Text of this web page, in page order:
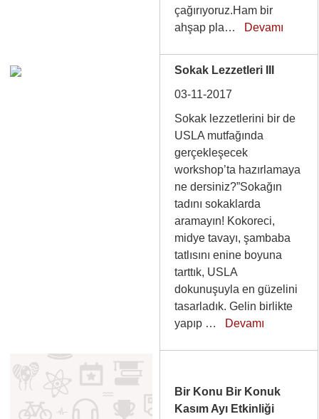
çağırıyoruz.Ham bir
ahşap pla… Devamı
Sokak Lezzetleri III
03-11-2017
Sokak lezzetlerini bir de
USLA mutfağında
gerçekleşecek
workshop’ta hazırlamaya
ne dersiniz?”Sokağın
tadını sokaklarda
aramayın! Kokoreci,
midye tavayı, şambaba
tatlısını enine boyuna
tarttık, USLA
dokunuşuyla en güzelini
tasarladık. Gelin birlikte
yapıp … Devamı
Bir Konu Bir Konuk
Kasım Ayı Etkinliği